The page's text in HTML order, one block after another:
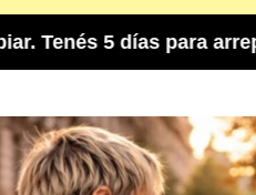
días para